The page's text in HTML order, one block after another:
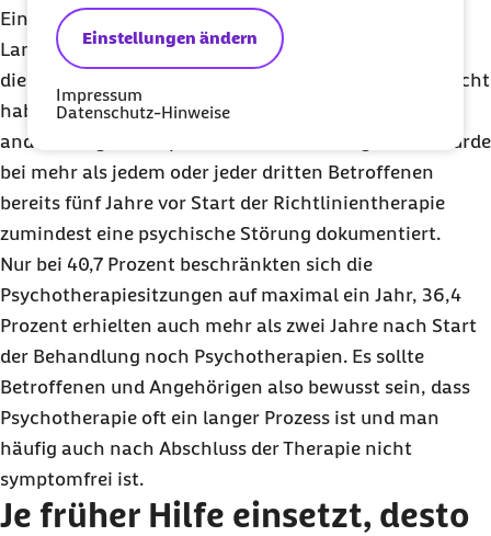
Einstellungen ändern
Impressum
Datenschutz-Hinweise
Einzelnen oft über eine lange Zeit. Dies belegt eine
Langzeitbetrachtung von Kindern und Jugendlichen,
die im Jahr 2014 erstmals eine Psychotherapie gemacht
haben und mindestens zwei Jahre zuvor keine
anderweitige therapeutische Hilfe benötigten. So wurde
bei mehr als jedem oder jeder dritten Betroffenen
bereits fünf Jahre vor Start der Richtlinientherapie
zumindest eine psychische Störung dokumentiert.
Nur bei 40,7 Prozent beschränkten sich die
Psychotherapiesitzungen auf maximal ein Jahr, 36,4
Prozent erhielten auch mehr als zwei Jahre nach Start
der Behandlung noch Psychotherapien. Es sollte
Betroffenen und Angehörigen also bewusst sein, dass
Psychotherapie oft ein langer Prozess ist und man
häufig auch nach Abschluss der Therapie nicht
symptomfrei ist.
Je früher Hilfe einsetzt, desto